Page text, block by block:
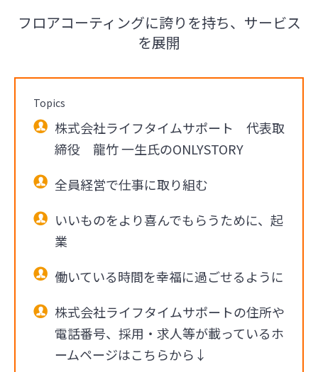
フロアコーティングに誇りを持ち、サービス
を展開
Topics
株式会社ライフタイムサポート 代表取
締役 龍竹 一生氏のONLYSTORY
全員経営で仕事に取り組む
いいものをより喜んでもらうために、起
業
働いている時間を幸福に過ごせるように
株式会社ライフタイムサポートの住所や
電話番号、採用・求人等が載っているホ
ームページはこちらから↓